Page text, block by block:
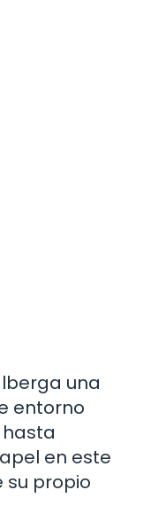
una
entorno
en este
propio